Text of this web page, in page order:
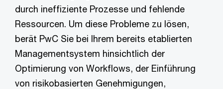
durch ineffiziente Prozesse und fehlende
Ressourcen. Um diese Probleme zu lösen,
berät PwC Sie bei Ihrem bereits etablierten
Managementsystem hinsichtlich der
Optimierung von Workflows, der Einführung
von risikobasierten Genehmigungen,